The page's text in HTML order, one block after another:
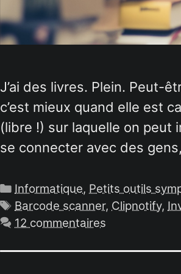
J’ai des livres. Plein. Peut-
c’est mieux quand elle est
(libre !) sur laquelle on peut
se connecter avec des
Catégories
Informatique, Petits outils
Étiquettes
Barcode scanner, Clipnotify,
12 commentaires